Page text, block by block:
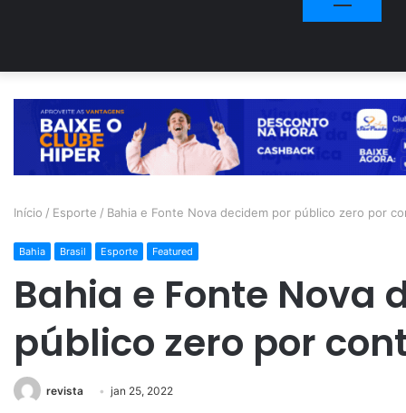
Início / Esporte / Bahia e Fonte Nova decidem por público zero por
Bahia Brasil Esporte Featured
Bahia e Fonte Nova
público zero por
revista jan 25, 2022